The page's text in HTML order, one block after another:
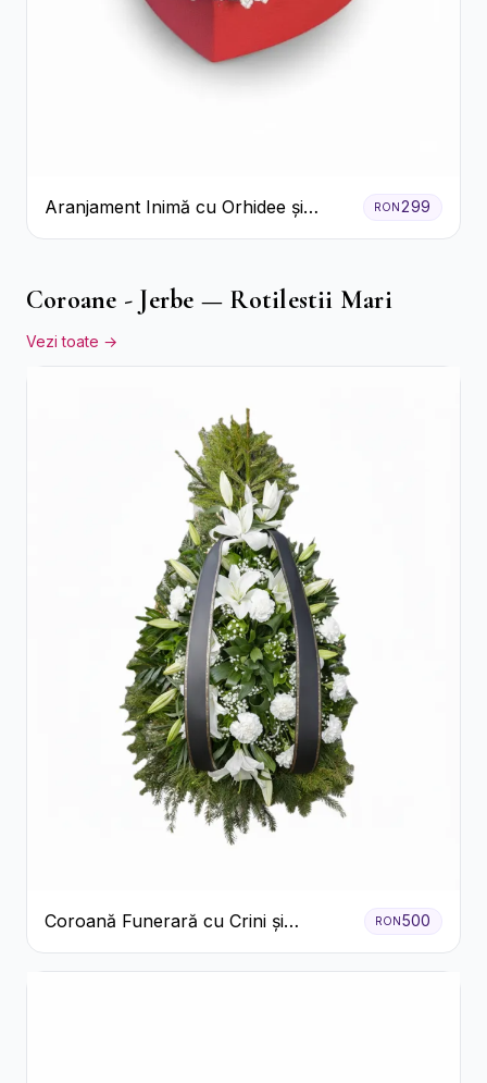
Aranjament Inimă cu Orhidee și
Floarea Miresei
RON299
Coroane - Jerbe — Rotilestii Mari
Vezi toate →
Coroană Funerară cu Crini și
Garoafe Albe
RON500